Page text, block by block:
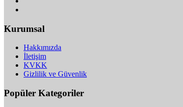
Kurumsal
Hakkımızda
İletişim
KVKK
Gizlilik ve Güvenlik
Popüler Kategoriler